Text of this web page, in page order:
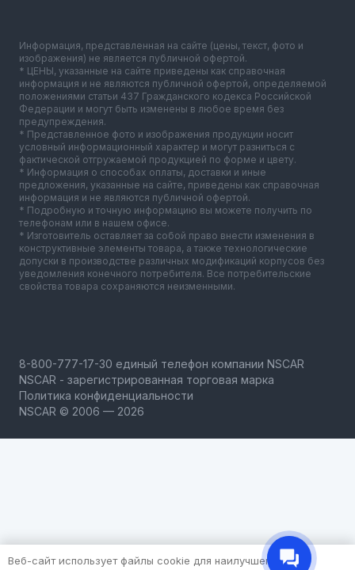
Информация, представленная на сайте (цены, текст, фото и
изображения) не является публичной офертой.
* ЦЕНЫ, указанные на сайте приведены как справочная
информация и не являются публичной офертой, определяемой
положениями статьи 437 Гражданского кодекса Российской
Федерации и могут быть изменены в любое время без
предупреждения.
* Представленное фото и изображения продукции носит
условный информационный характер и могут разниться с
фактической отгружаемой продукцией по форме и цвету.
* Информация о способах оплаты, доставки и иные
предложения, указанные на сайте, приведены как справочная
информация и не являются публичной офертой.
* Подробную и точную информацию вы можете получить по
телефонам или в нашем офисе.
* Изготовитель оставляет за собой право внести изменения в
конструктивные элементы товара, а также технологические
допуски в производстве различных модификаций корпусов без
уведомления конечного потребителя. Все потребительские
свойства товара сохраняются неизменными.
NSCAR - зарегистрированная торговая марка
Политика конфиденциальности
NSCAR © 2006 — 2026
Веб-сайт использует файлы cookie для наилучшего